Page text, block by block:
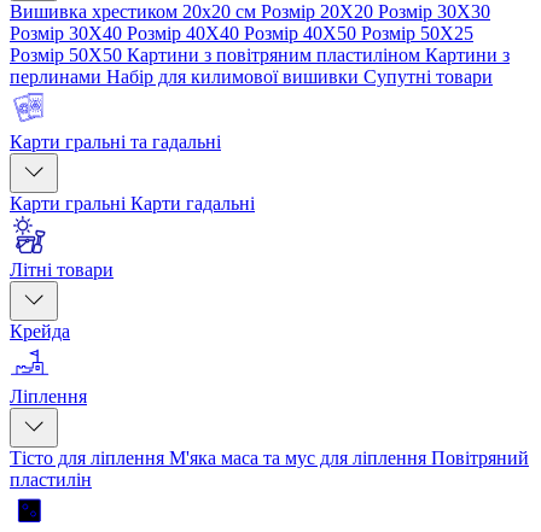
Вишивка хрестиком 20х20 см Розмір 20Х20 Розмір 30Х30
Розмір 30Х40 Розмір 40Х40 Розмір 40Х50 Розмір 50Х25
Розмір 50Х50 Картини з повітряним пластиліном Картини з
перлинами Набір для килимової вишивки Супутні товари
Карти гральні та гадальні
Карти гральні Карти гадальні
Літні товари
Крейда
Ліплення
Тісто для ліплення М'яка маса та мус для ліплення Повітряний
пластилін